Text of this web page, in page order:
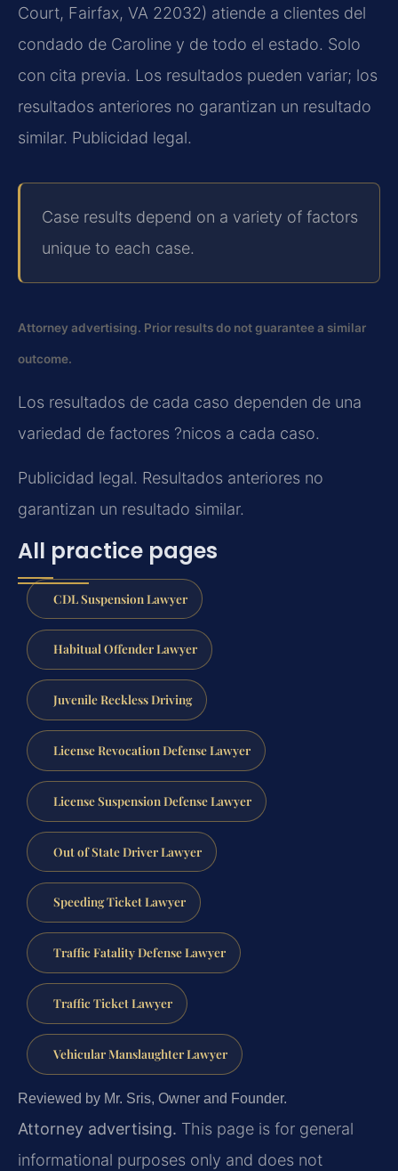
Court, Fairfax, VA 22032) atiende a clientes del
condado de Caroline y de todo el estado. Solo
con cita previa. Los resultados pueden variar; los
resultados anteriores no garantizan un resultado
similar. Publicidad legal.
Case results depend on a variety of factors
unique to each case.
Attorney advertising. Prior results do not guarantee a similar
outcome.
Los resultados de cada caso dependen de una
variedad de factores ?nicos a cada caso.
Publicidad legal. Resultados anteriores no
garantizan un resultado similar.
All practice pages
CDL Suspension Lawyer
Habitual Offender Lawyer
Juvenile Reckless Driving
License Revocation Defense Lawyer
License Suspension Defense Lawyer
Out of State Driver Lawyer
Speeding Ticket Lawyer
Traffic Fatality Defense Lawyer
Traffic Ticket Lawyer
Vehicular Manslaughter Lawyer
Reviewed by Mr. Sris, Owner and Founder.
Attorney advertising. This page is for general
informational purposes only and does not